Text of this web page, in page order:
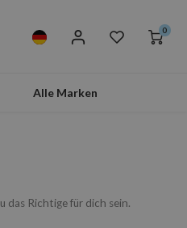
0
Alle Marken
das Richtige für dich sein.